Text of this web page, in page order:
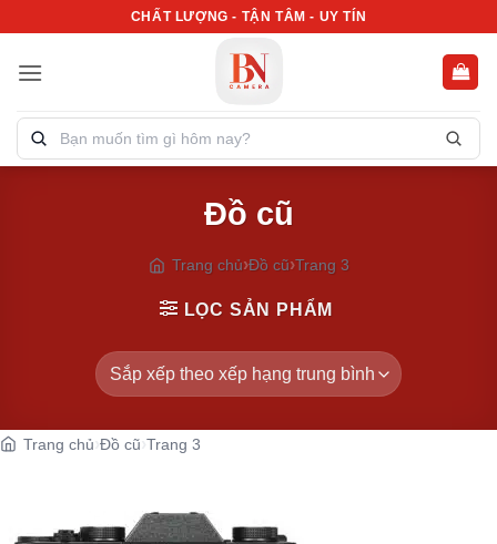
nội
CHẤT LƯỢNG - TẬN TÂM - UY TÍN
Tìm
kiếm
Đồ cũ
Trang chủ Đồ cũ Trang 3
LỌC SẢN PHẨM
Trang chủ Đồ cũ Trang 3